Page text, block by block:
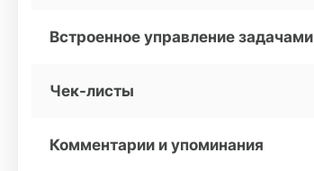
Встроенное управление задачами
Чек-листы
Комментарии и упоминания